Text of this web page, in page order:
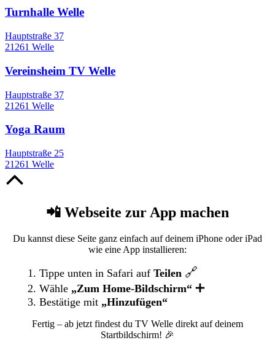
Turnhalle Welle
Hauptstraße 37
21261 Welle
Vereinsheim TV Welle
Hauptstraße 37
21261 Welle
Yoga Raum
Hauptstraße 25
21261 Welle
Nach
oben
📲 Webseite zur App machen
Du kannst diese Seite ganz einfach auf deinem iPhone oder iPad
wie eine App installieren:
Tippe unten in Safari auf Teilen 🔗
Wähle „Zum Home-Bildschirm“ ➕
Bestätige mit „Hinzufügen“
Fertig – ab jetzt findest du TV Welle direkt auf deinem
Startbildschirm! 🎉